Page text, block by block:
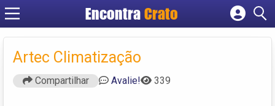
Encontra Crato
Cadastrar empresa
Fazer login
Criar conta
Artec Climatização
Compartilhar Avalie! 339